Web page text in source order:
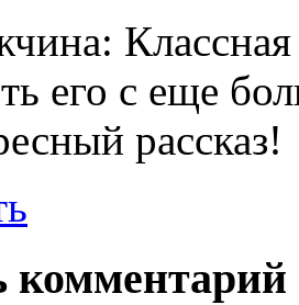
его с еще
рассказ!
комментарий